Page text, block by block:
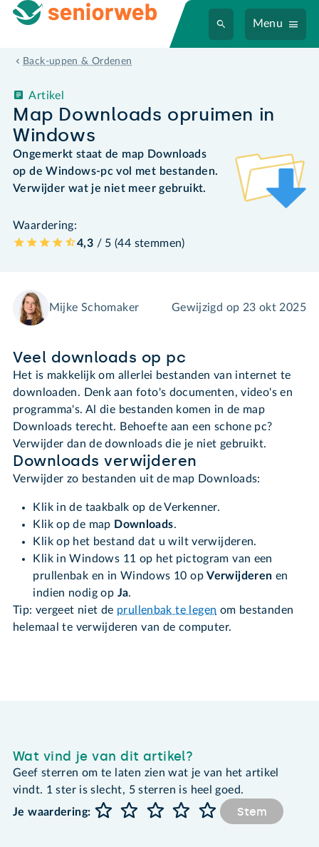
Menu
Back-uppen & Ordenen
Map Downloads opruimen in
Windows
Artikel
Ongemerkt staat de map Downloads
op de Windows-pc vol met bestanden.
Verwijder wat je niet meer gebruikt.
Waardering:
4,3 / 5 (44 stemmen)
Mijke Schomaker Gewijzigd op 23 okt 2025
Veel downloads op pc
Het is makkelijk om allerlei bestanden van internet te
downloaden. Denk aan foto's documenten, video's en
programma's. Al die bestanden komen in de map
Downloads terecht. Behoefte aan een schone pc?
Verwijder dan de downloads die je niet gebruikt.
Downloads verwijderen
Verwijder zo bestanden uit de map Downloads:
Klik in de taakbalk op de Verkenner.
Klik op de map Downloads.
Klik op het bestand dat u wilt verwijderen.
Klik in Windows 11 op het pictogram van een
prullenbak en in Windows 10 opVerwijderen en
indien nodig op Ja.
Tip: vergeet niet de prullenbak te legen om bestanden
helemaal te verwijderen van de computer.
Wat vind je van dit artikel?
Geef sterren om te laten zien wat je van het artikel
vindt. 1 ster is slecht, 5 sterren is heel goed.
Je waardering:
Stem